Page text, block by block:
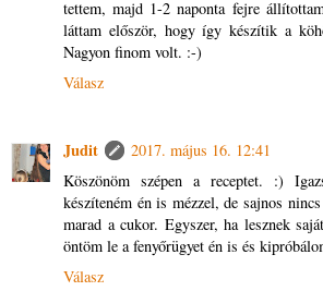
tettem, majd 1-2 naponta fejre
láttam először, hogy így készítik a
Nagyon finom volt. :-)
Válasz
Judit
2017. május 16. 12:41
Köszönöm szépen a receptet. :)
készíteném én is mézzel, de sajnos
marad a cukor. Egyszer, ha lesznek
öntöm le a fenyőrügyet én is és
Válasz